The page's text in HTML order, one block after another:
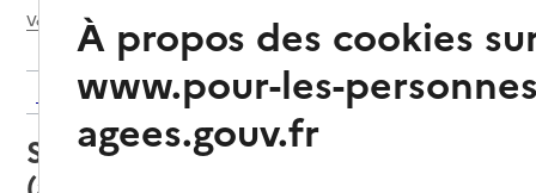
Voir le fil d’Ariane
Retour aux résultats de l'annuaire
Service autonomie à domicile
(aide) – Association aide à la vie
À propos des cookies
www.pour-les-
agees.gouv.fr